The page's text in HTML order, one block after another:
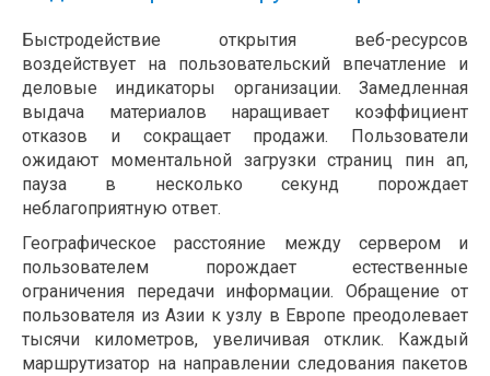
Быстродействие открытия веб-ресурсов
воздействует на пользовательский впечатление и
деловые индикаторы организации. Замедленная
выдача материалов наращивает коэффициент
отказов и сокращает продажи. Пользователи
ожидают моментальной загрузки страниц пин ап,
пауза в несколько секунд порождает
неблагоприятную ответ.
Географическое расстояние между сервером и
пользователем порождает естественные
ограничения передачи информации. Обращение от
пользователя из Азии к узлу в Европе преодолевает
тысячи километров, увеличивая отклик. Каждый
маршрутизатор на направлении следования пакетов